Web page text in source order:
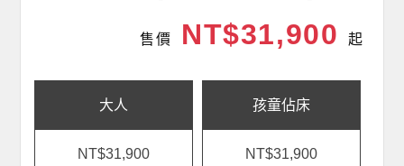
售價 NT$31,900 起
大人
NT$31,900
孩童佔床
NT$31,900